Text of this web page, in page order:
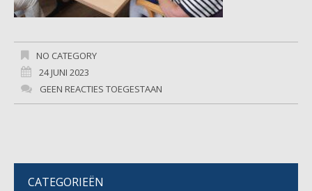
NO CATEGORY
24 JUNI 2023
GEEN REACTIES TOEGESTAAN
CATEGORIEËN